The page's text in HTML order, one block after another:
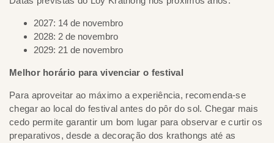
2027: 14 de novembro
2028: 2 de novembro
2029: 21 de novembro
Melhor horário para vivenciar o festival
Para aproveitar ao máximo a experiência, recomenda-se
chegar ao local do festival antes do pôr do sol. Chegar mais
cedo permite garantir um bom lugar para observar e curtir os
preparativos, desde a decoração dos krathongs até as